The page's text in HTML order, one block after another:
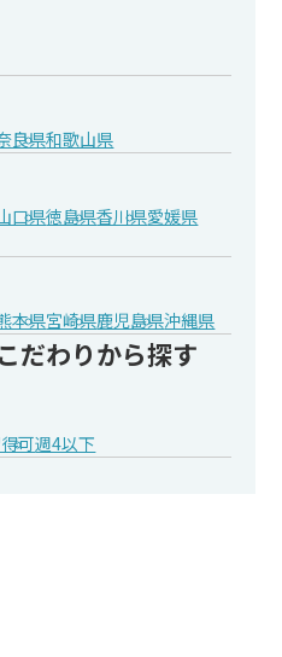
良県和歌山県
口県徳島県香川県愛媛県
本県宮崎県鹿児島県沖縄県
だわりから探す
可週4以下